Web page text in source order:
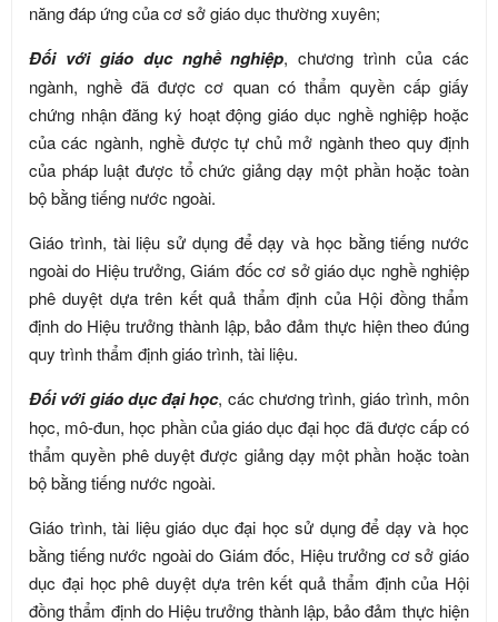
năng đáp ứng của cơ sở giáo dục thường xuyên;
Đối với giáo dục nghề nghiệp, chương trình của các
ngành, nghề đã được cơ quan có thẩm quyền cấp giấy
chứng nhận đăng ký hoạt động giáo dục nghề nghiệp hoặc
của các ngành, nghề được tự chủ mở ngành theo quy định
của pháp luật được tổ chức giảng dạy một phần hoặc toàn
bộ bằng tiếng nước ngoài.
Giáo trình, tài liệu sử dụng để dạy và học bằng tiếng nước
ngoài do Hiệu trưởng, Giám đốc cơ sở giáo dục nghề nghiệp
phê duyệt dựa trên kết quả thẩm định của Hội đồng thẩm
định do Hiệu trưởng thành lập, bảo đảm thực hiện theo đúng
quy trình thẩm định giáo trình, tài liệu.
Đối với giáo dục đại học, các chương trình, giáo trình, môn
học, mô-đun, học phần của giáo dục đại học đã được cấp có
thẩm quyền phê duyệt được giảng dạy một phần hoặc toàn
bộ bằng tiếng nước ngoài.
Giáo trình, tài liệu giáo dục đại học sử dụng để dạy và học
bằng tiếng nước ngoài do Giám đốc, Hiệu trưởng cơ sở giáo
dục đại học phê duyệt dựa trên kết quả thẩm định của Hội
đồng thẩm định do Hiệu trưởng thành lập, bảo đảm thực hiện